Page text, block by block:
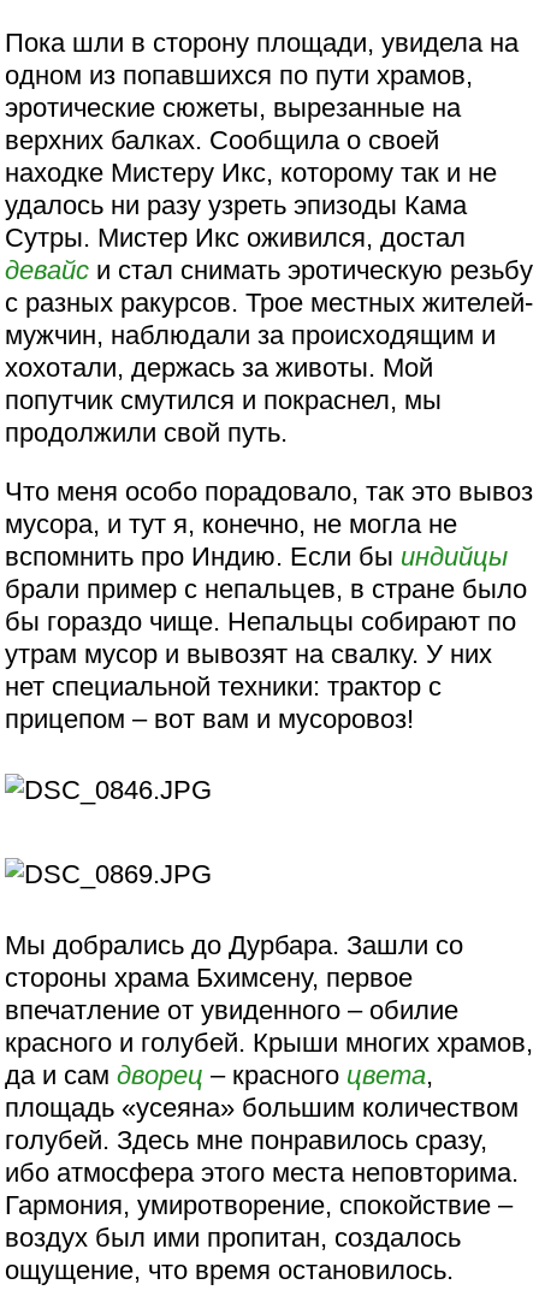
Пока шли в сторону площади, увидела на
одном из попавшихся по пути храмов,
эротические сюжеты, вырезанные на
верхних балках. Сообщила о своей
находке Мистеру Икс, которому так и не
удалось ни разу узреть эпизоды Кама
Сутры. Мистер Икс оживился, достал
девайс и стал снимать эротическую резьбу
с разных ракурсов. Трое местных жителей-
мужчин, наблюдали за происходящим и
хохотали, держась за животы. Мой
попутчик смутился и покраснел, мы
продолжили свой путь.
Что меня особо порадовало, так это вывоз
мусора, и тут я, конечно, не могла не
вспомнить про Индию. Если бы индийцы
брали пример с непальцев, в стране было
бы гораздо чище. Непальцы собирают по
утрам мусор и вывозят на свалку. У них
нет специальной техники: трактор с
прицепом – вот вам и мусоровоз!
Мы добрались до Дурбара. Зашли со
стороны храма Бхимсену, первое
впечатление от увиденного – обилие
красного и голубей. Крыши многих храмов,
да и самдворец – красного цвета,
площадь «усеяна» большим количеством
голубей. Здесь мне понравилось сразу,
ибо атмосфера этого места неповторима.
Гармония, умиротворение, спокойствие –
воздух был ими пропитан, создалось
ощущение, что время остановилось.